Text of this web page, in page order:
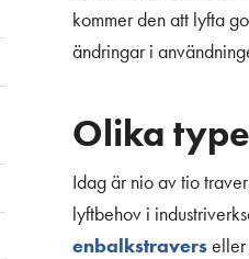
kommer den att lyfta
ändringar i
Olika
Idag är nio av tio
lyftbehov i
enbalkstravers eller